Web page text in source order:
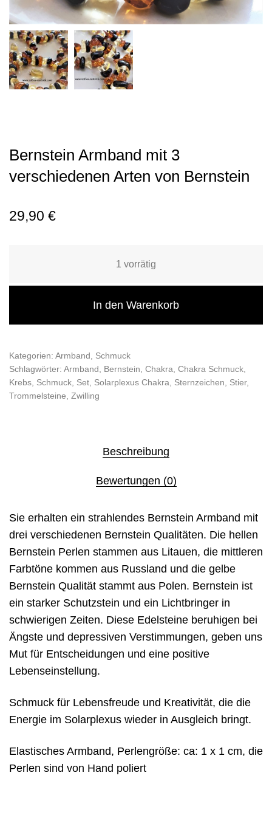
Bernstein Armband mit 3
verschiedenen Arten von Bernstein
29,90 €
1 vorrätig
In den Warenkorb
Kategorien: Armband
Schmuck
Schlagwörter: Armband Bernstein Chakra Chakra Schmuck
Krebs Schmuck Set Solarplexus Chakra Sternzeichen Stier,
Trommelsteine Zwilling
Beschreibung
Bewertungen (0)
Sie erhalten ein strahlendes Bernstein Armband mit
drei verschiedenen Bernstein Qualitäten. Die hellen
Bernstein Perlen stammen aus Litauen, die mittleren
Farbtöne kommen aus Russland und die gelbe
Bernstein Qualität stammt aus Polen. Bernstein ist
ein starker Schutzstein und ein Lichtbringer in
schwierigen Zeiten. Diese Edelsteine beruhigen bei
Ängste und depressiven Verstimmungen, geben uns
Mut für Entscheidungen und eine positive
Lebenseinstellung.
Schmuck für Lebensfreude und Kreativität, die die
Energie im Solarplexus wieder in Ausgleich bringt.
Elastisches Armband, Perlengröße: ca: 1 x 1 cm, die
Perlen sind von Hand poliert